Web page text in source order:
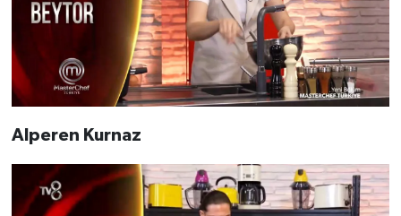
Alperen Kurnaz